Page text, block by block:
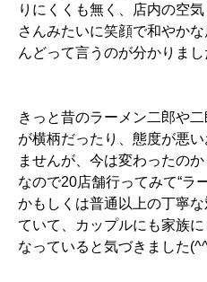
りにくくも無く、店内の空
さんみたいに笑顔で和やか
んどって言うのが分かりま
きっと昔のラーメン二郎や
が横柄だったり、態度が悪
ませんが、今は変わったの
なので20店舗行ってみて“ラ
かもしくは普通以上の丁寧
ていて、カップルにも家族
なっていると気づきました